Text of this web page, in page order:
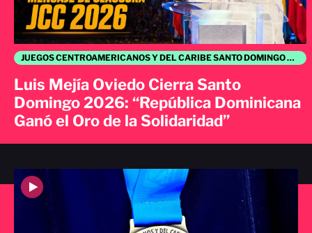
JUEGOS CENTROAMERICANOS Y DEL CARIBE SANTO DOMINGO 2026
Luis Mejía Oviedo Cierra Santo
Domingo 2026: “República Dominicana
Ganó el Oro de la Solidaridad”